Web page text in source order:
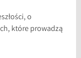
o
które prowadzą